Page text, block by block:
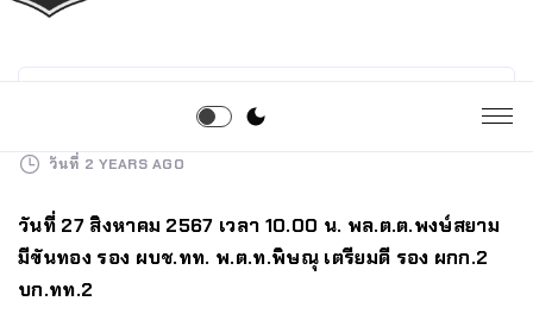
วันที่ 2 YEARS AGO
วันที่ 27 สิงหาคม 2567 เวลา 10.00 น. พล.ต.ต.พงษ์สยาม
มีขันทอง รอง ผบช.ทท. พ.ต.ท.พิษณุ เตรียมดี รอง ผกก.2
บก.ทท.2